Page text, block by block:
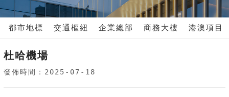
都市地標 交通樞紐 企業總部 商務大樓 港澳項目
杜哈機場
發佈時間：2025-07-18